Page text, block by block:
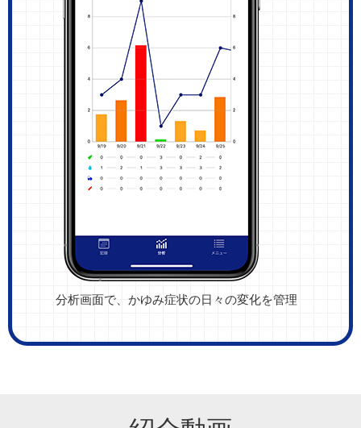
分析画面で、かゆみ症状の日々の変化を管理